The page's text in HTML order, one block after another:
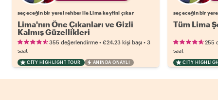
seçeceğin bir yerel rehber ile Lima keyfini çıkar
Lima'nın Öne Çıkanları ve Gizli
Kalmış Güzellikleri
355 değerlendirme • €24.23 kişi başı • 3
saat
CITY HIGHLIGHT TOUR ANINDA ONAYLI
seçeceğin bir
Tüm Lima
255
saat
CITY